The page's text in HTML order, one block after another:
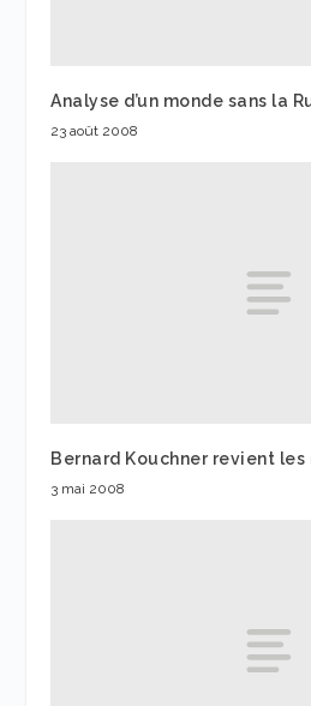
Analyse d’un monde sans la
23 août 2008
Bernard Kouchner revient les
3 mai 2008